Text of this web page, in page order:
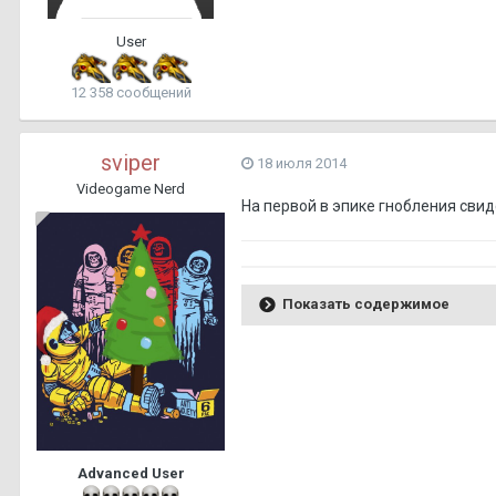
User
12 358 сообщений
sviper
Videogame Nerd
Advanced User
18 июля 2014
На первой в эпике гнобления
Показать содержимое